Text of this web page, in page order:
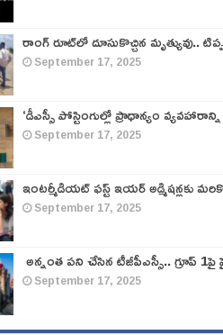
రాంగ్ రూట్‌లో దూసుకొచ్చిన మృత్యువు..
September 17, 2025
‘డీఎస్సీ పోస్టింగుల్లో ప్రాధాన్యం
September 17, 2025
ఇంటర్మీడియట్ ఫస్ట్‌ ఇయర్‌ అడ్మిషన్లకు
September 17, 2025
అన్నంత పని చేసిన టీజీపీఎస్సీ.. గ్రూప్‌
September 17, 2025